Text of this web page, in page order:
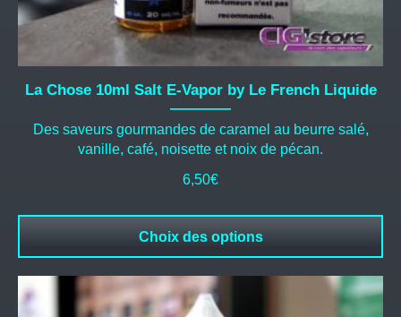
La Chose 10ml Salt E-Vapor by Le French Liquide
Des saveurs gourmandes de caramel au beurre salé,
vanille, café, noisette et noix de pécan.
6,50€
Choix des options